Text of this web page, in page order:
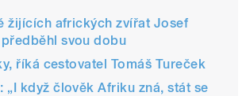
žijících afrických zvířat Josef
svou dobu
říká cestovatel Tomáš Tureček
„I když člověk Afriku zná, stát se